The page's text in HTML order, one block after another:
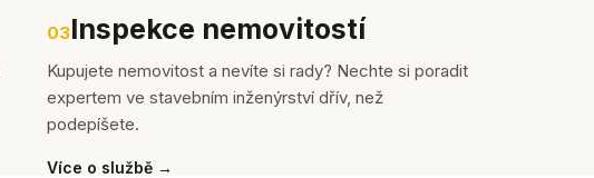
03Inspekce nemovitostí
Kupujete nemovitost a nevíte si rady? Nechte si poradit
expertem ve stavebním inženýrství dřív, než
podepíšete.
Více o službě →